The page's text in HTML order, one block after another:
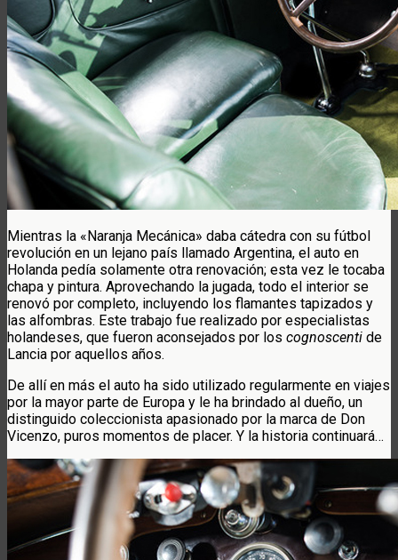
Mientras la «Naranja Mecánica» daba cátedra con su fútbol
revolución en un lejano país llamado Argentina, el auto en
Holanda pedía solamente otra renovación; esta vez le tocaba
chapa y pintura. Aprovechando la jugada, todo el interior se
renovó por completo, incluyendo los flamantes tapizados y
las alfombras. Este trabajo fue realizado por especialistas
holandeses, que fueron aconsejados por los cognoscenti de
Lancia por aquellos años.
De allí en más el auto ha sido utilizado regularmente en viajes
por la mayor parte de Europa y le ha brindado al dueño, un
distinguido coleccionista apasionado por la marca de Don
Vicenzo, puros momentos de placer. Y la historia continuará…